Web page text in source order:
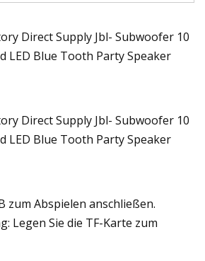
zum Abspielen anschließen.
Legen Sie die TF-Karte zum